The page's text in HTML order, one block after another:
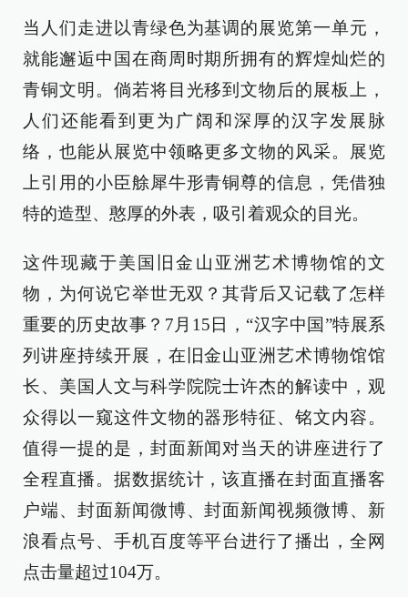
当人们走进以青绿色为基调的展览第一单元，
就能邂逅中国在商周时期所拥有的辉煌灿烂的
青铜文明。倘若将目光移到文物后的展板上，
人们还能看到更为广阔和深厚的汉字发展脉
络，也能从展览中领略更多文物的风采。展览
上引用的小臣艅犀牛形青铜尊的信息，凭借独
特的造型、憨厚的外表，吸引着观众的目光。
这件现藏于美国旧金山亚洲艺术博物馆的文
物，为何说它举世无双？其背后又记载了怎样
重要的历史故事？7月15日，“汉字中国”特展系
列讲座持续开展，在旧金山亚洲艺术博物馆馆
长、美国人文与科学院院士许杰的解读中，观
众得以一窥这件文物的器形特征、铭文内容。
值得一提的是，封面新闻对当天的讲座进行了
全程直播。据数据统计，该直播在封面直播客
户端、封面新闻微博、封面新闻视频微博、新
浪看点号、手机百度等平台进行了播出，全网
点击量超过104万。